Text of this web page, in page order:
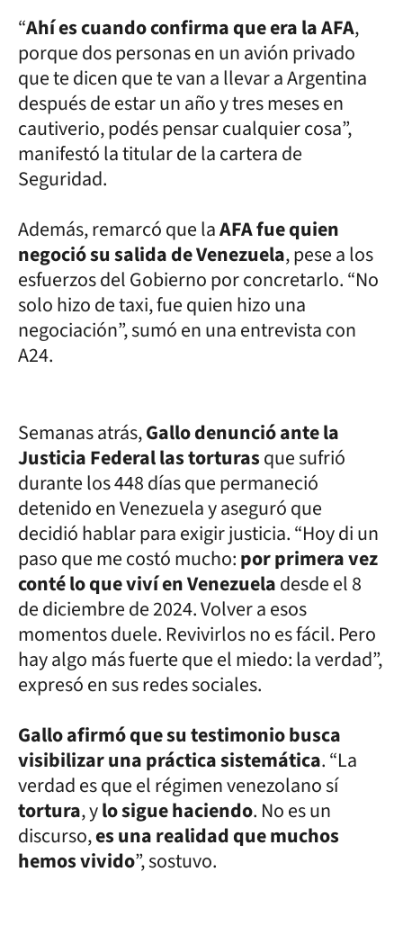
“Ahí es cuando confirma que era la AFA,
porque dos personas en un avión privado
que te dicen que te van a llevar a Argentina
después de estar un año y tres meses en
cautiverio, podés pensar cualquier cosa”,
manifestó la titular de la cartera de
Seguridad.
Además, remarcó que laAFA fue quien
negoció su salida de Venezuela, pese a los
esfuerzos del Gobierno por concretarlo. “No
solo hizo de taxi, fue quien hizo una
negociación”, sumó en una entrevista con
A24.
Semanas atrás,Gallo denunció ante la
Justicia Federal las torturasque sufrió
durante los 448 días que permaneció
detenido en Venezuela y aseguró que
decidió hablar para exigir justicia. “Hoy di un
paso que me costó mucho:por primera vez
conté lo que viví en Venezueladesde el 8
de diciembre de 2024. Volver a esos
momentos duele. Revivirlos no es fácil. Pero
hay algo más fuerte que el miedo: la verdad”,
expresó en sus redes sociales.
Gallo afirmó que su testimonio busca
visibilizar una práctica sistemática. “La
verdad es que el régimen venezolano sí
tortura, ylo sigue haciendo. No es un
discurso,es una realidad que muchos
hemos vivido”, sostuvo.